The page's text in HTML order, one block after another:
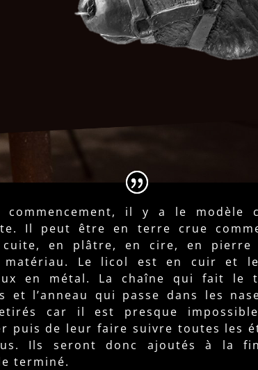
il y a le modèle
Il peut être en terre crue
en plâtre, en cire, en pierre
matériau. Le licol est en cuir et
en métal. La chaîne qui fait le
et l’anneau qui passe dans les
car il est presque
puis de leur faire suivre toutes les
Ils seront donc ajoutés à la
terminé.